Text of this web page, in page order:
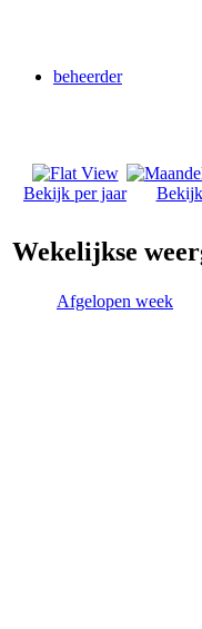
beheerder
Bekijk per jaar
Wekelijkse
Afgelopen week